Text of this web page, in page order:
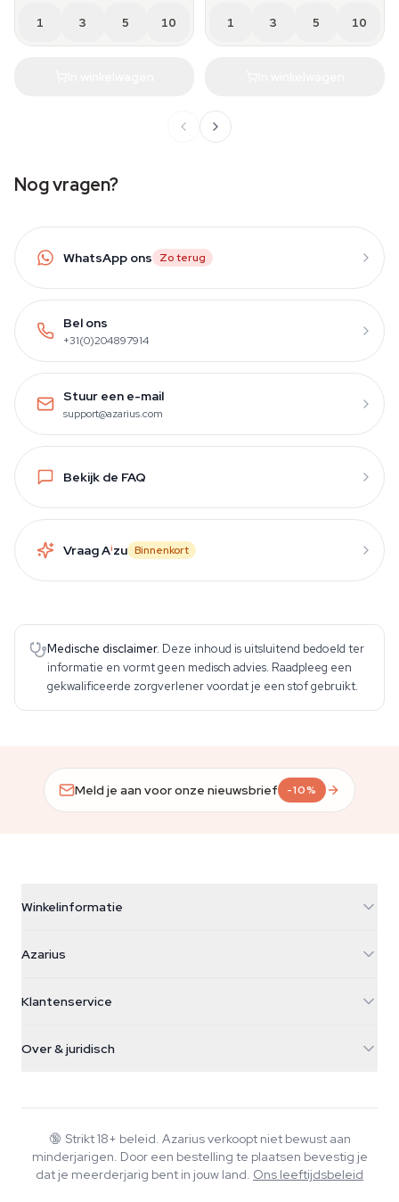
1 3 5 10 1 3 5 10
Nog vragen?
WhatsApp ons Zo terug
Bel ons
+31(0)204897914
Stuur een e-mail
support@azarius.com
Bekijk de FAQ
Vraag Aizu Binnenkort
Medische disclaimer. Deze inhoud is uitsluitend bedoeld ter
informatie en vormt geen medisch advies. Raadpleeg een
gekwalificeerde zorgverlener voordat je een stof gebruikt.
Meld je aan voor onze nieuwsbrief -10%
Winkelinformatie
Galvaniweg 11
Nederland
+31(0)204897914
Azarius
Smokeshop
Klantenservice
Retourbeleid
Veelgestelde vragen
Privacybeleid
Over & juridisch
Wiki
Muziek
🔞 Strikt 18+ beleid. Azarius verkoopt niet bewust aan
minderjarigen. Door een bestelling te plaatsen bevestig je
dat je meerderjarig bent in jouw land. Ons leeftijdsbeleid